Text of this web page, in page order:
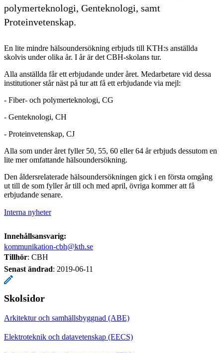
polymerteknologi, Genteknologi, samt
Proteinvetenskap.
En lite mindre hälsoundersökning erbjuds till KTH:s anställda
skolvis under olika år. I år är det CBH-skolans tur.
Alla anställda får ett erbjudande under året. Medarbetare vid dessa
institutioner står näst på tur att få ett erbjudande via mejl:
- Fiber- och polymerteknologi, CG
- Genteknologi, CH
- Proteinvetenskap, CJ
Alla som under året fyller 50, 55, 60 eller 64 år erbjuds dessutom en
lite mer omfattande hälsoundersökning.
Den åldersrelaterade hälsoundersökningen gick i en första omgång
ut till de som fyller år till och med april, övriga kommer att få
erbjudande senare.
Interna nyheter
Innehållsansvarig:
kommunikation-cbh@kth.se
Tillhör: CBH
Senast ändrad: 2019-06-11
Skolsidor
Arkitektur och samhällsbyggnad (ABE)
Elektroteknik och datavetenskap (EECS)